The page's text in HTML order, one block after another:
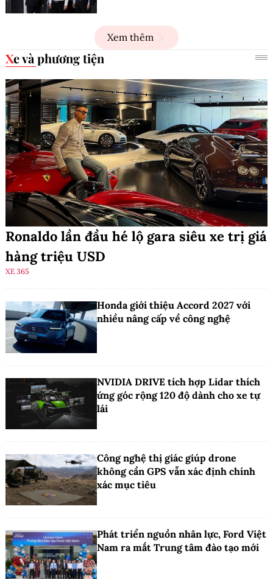
Xem thêm
Xe và phương tiện
Ronaldo lần đầu hé lộ gara siêu xe trị giá
hàng triệu USD
XE 365
Honda giới thiệu Accord 2027 với
nhiều nâng cấp về công nghệ
NVIDIA DRIVE tích hợp Lidar thích
ứng góc rộng 120 độ dành cho xe tự
lái
Công nghệ thị giác giúp drone
không cần GPS vẫn xác định chính
xác mục tiêu
Phát triển nguồn nhân lực, Ford Việt
Nam ra mắt Trung tâm đào tạo mới